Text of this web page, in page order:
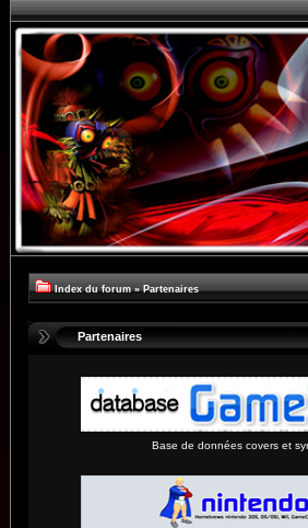
Index du forum » Partenaires
Partenaires
Base de données covers et